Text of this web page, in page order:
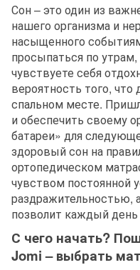
Сон – это один из
нашего организма и
насыщенного
просыпаться по
чувствуете себя
вероятность того,
спальном месте.
и обеспечить своему
батареи» для
здоровый сон на
ортопедическом
чувством постоянной
раздражительностью,
позволит каждый
С чего начать?
Jomi – выбрать